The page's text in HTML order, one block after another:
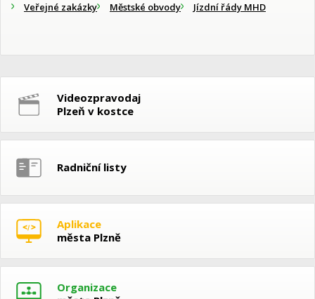
Veřejné zakázky
Městské obvody Jízdní řády MHD
Videozpravodaj
Plzeň v kostce
Radniční listy
Aplikace
města Plzně
Organizace